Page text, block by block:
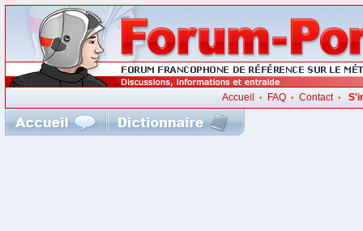
Accueil • FAQ• Contact•